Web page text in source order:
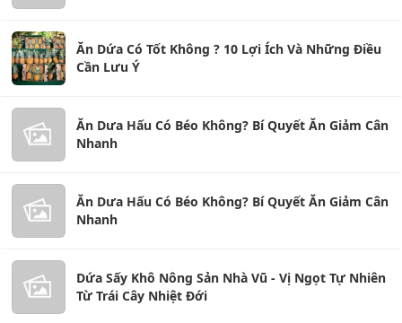
Ăn Dứa Có Tốt Không ? 10 Lợi Ích Và Những Điều
Cần Lưu Ý
Ăn Dưa Hấu Có Béo Không? Bí Quyết Ăn Giảm Cân
Nhanh
Ăn Dưa Hấu Có Béo Không? Bí Quyết Ăn Giảm Cân
Nhanh
Dứa Sấy Khô Nông Sản Nhà Vũ - Vị Ngọt Tự Nhiên
Từ Trái Cây Nhiệt Đới